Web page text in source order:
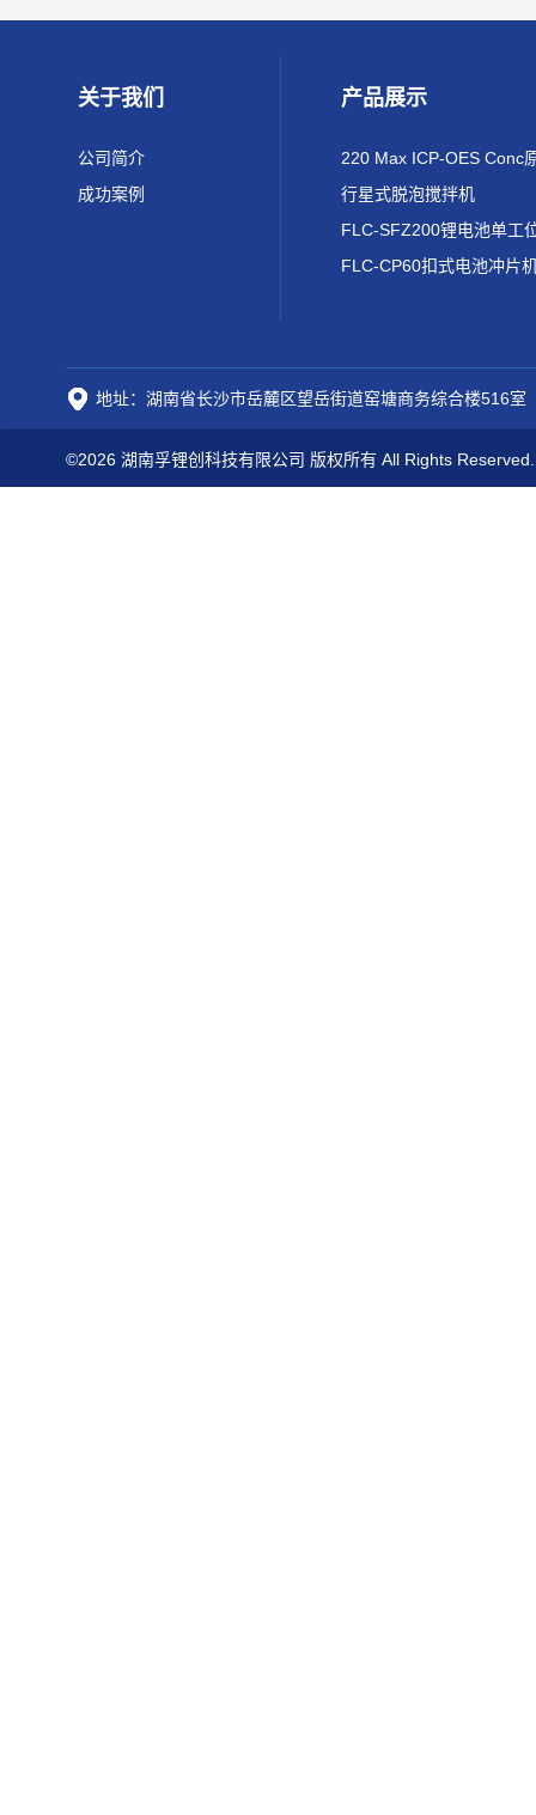
关于我们
公司简介
成功案例
产品展示
行星式脱泡搅拌机
FLC-CP60扣式电池冲片
地址：湖南省长沙市岳麓区望岳街道窑塘商务综合楼516室
©2026 湖南孚锂创科技有限公司 版权所有 All Rights